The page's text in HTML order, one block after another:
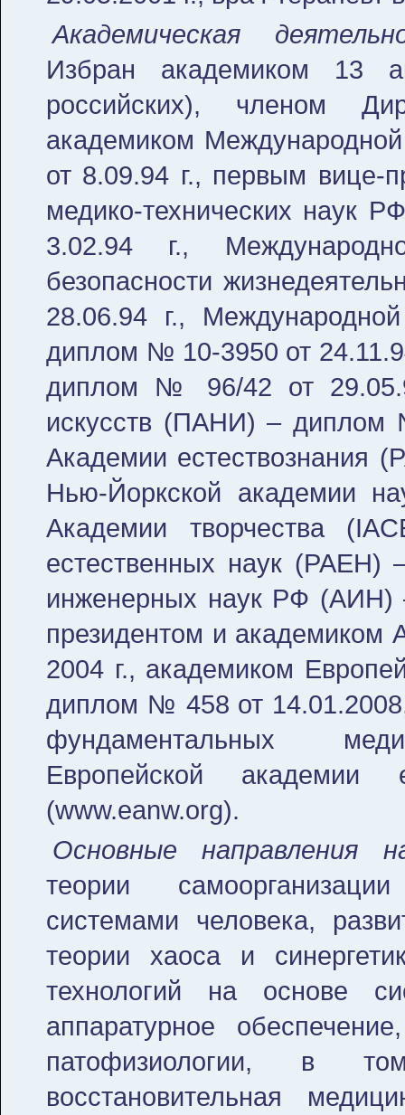
Академическая
Избран академиком 13
российских), членом
академиком
от 8.09.94 г., первым вице-
медико-технических
3.02.94 г.,
безопасности
28.06.94 г.,
диплом № 10-3950 от
диплом № 96/42 от
искусств (ПАНИ) – диплом
Академии естествознания
Нью-Йоркской академии
Академии творчества
естественных наук (РАЕН)
инженерных наук РФ (АИН)
президентом и академиком
2004 г., академиком
диплом № 458 от
фундаментальных
Европейской
(www.eanw.org).
Основные направления
теории
системами человека,
теории хаоса и
технологий на основе
аппаратурное
патофизиологии, в
восстановительная